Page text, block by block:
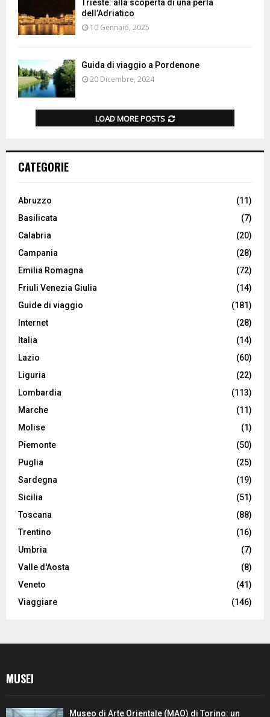
Trieste: alla scoperta di una perla
dell’Adriatico
10 Gennaio, 2025
Guida di viaggio a Pordenone
20 Dicembre, 2024
LOAD MORE POSTS
CATEGORIE
Abruzzo
(11)
Basilicata
(7)
Calabria
(20)
Campania
(28)
Emilia Romagna
(72)
Friuli Venezia Giulia
(14)
Guide di viaggio
(181)
Internet
(28)
Italia
(14)
Lazio
(60)
Liguria
(22)
Lombardia
(113)
Marche
(11)
Molise
(1)
Piemonte
(50)
Puglia
(25)
Sardegna
(19)
Sicilia
(51)
Toscana
(88)
Trentino
(16)
Umbria
(7)
Valle d'Aosta
(8)
Veneto
(41)
Viaggiare
(146)
MUSEI
Museo di Arte Orientale (MAO) di Torino: un